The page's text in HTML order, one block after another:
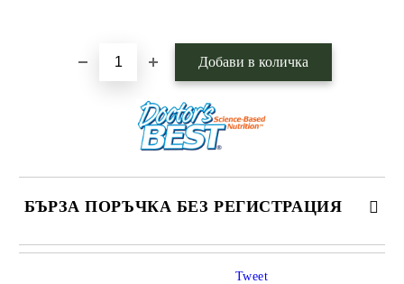
БЪРЗА ПОРЪЧКА БЕЗ РЕГИСТРАЦИЯ
САМО ПОПЪЛНЕТЕ 1 ПОЛЕ
Tweet